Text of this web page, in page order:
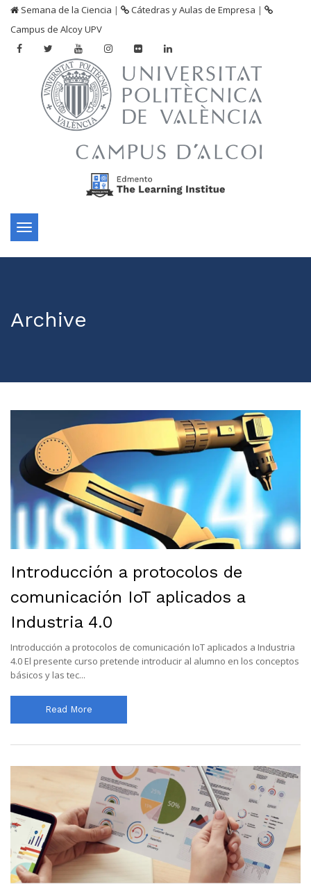
Semana de la Ciencia | Cátedras y Aulas de Empresa |
Campus de Alcoy UPV
Toggle
navigation
Archive
Introducción a protocolos de
comunicación IoT aplicados a
Industria 4.0
Introducción a protocolos de comunicación IoT aplicados a Industria
4.0 El presente curso pretende introducir al alumno en los conceptos
básicos y las tec...
Read More